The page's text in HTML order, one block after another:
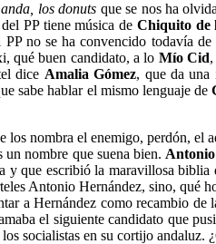
anda, los donuts que se nos ha
PP tiene música de Chiquito de
no se ha convencido todavía
qué buen candidato, a lo Mío Cid
dice Amalia Gómez, que da una
sabe hablar el mismo lenguaje de
los nombra el enemigo, perdón,
nombre que suena bien.
y que escribió la maravillosa
Antonio Hernández, sino, qué
a Hernández como recambio
el siguiente candidato que
socialistas en su cortijo andaluz.